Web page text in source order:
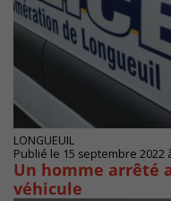
LONGUEUIL
Publié le 15 septembre 2022
Un homme arrêté
véhicule